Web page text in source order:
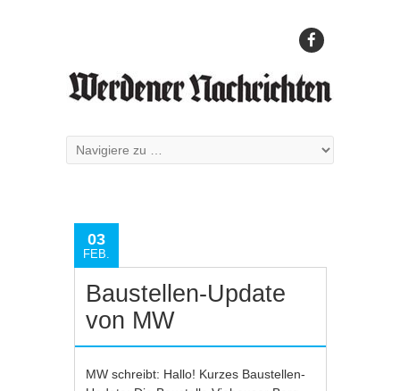
03
FEB.
Baustellen-Update
von MW
MW schreibt: Hallo! Kurzes Baustellen-